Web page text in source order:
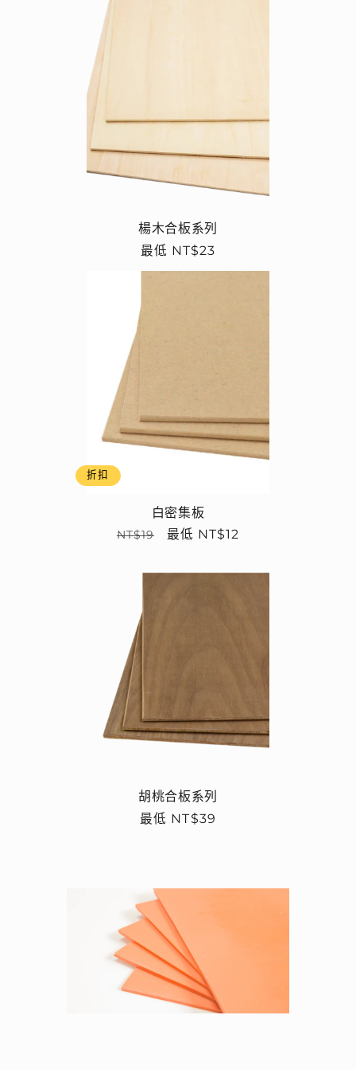
楊木合板系列
定
最低 NT$23
折扣
白密集板
定
NT$19
售
最低 NT$12
胡桃合板系列
定
最低 NT$39